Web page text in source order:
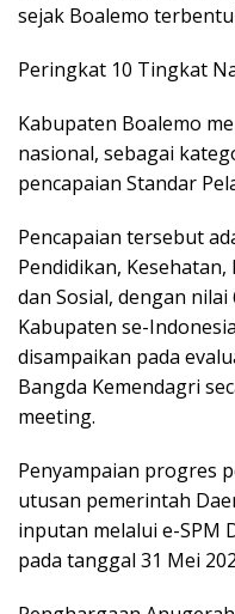
sejak Boalemo
Peringkat 10 Tingkat
Kabupaten Boalemo
nasional, sebagai
pencapaian Standar
Pencapaian tersebut
Pendidikan, Kesehatan,
dan Sosial, dengan nilai
Kabupaten se-
disampaikan pada
Bangda Kemendagri
meeting.
Penyampaian progres
utusan pemerintah
inputan melalui e-SPM
pada tanggal 31 Mei